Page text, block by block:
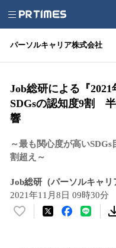
パーソルキャリア株式会社
Job総研による『
SDGsの認知度9割
響
～最も関心度が高い
割超え～
Job総研（パーソルキャリ
2021年11月8日 09時30分
い